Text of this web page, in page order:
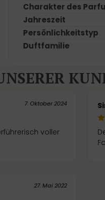
Charakter des
Jahreszeit
Persönlichkeitstyp
Duftfamilie
7. Oktober 2024
27. Mai 2022